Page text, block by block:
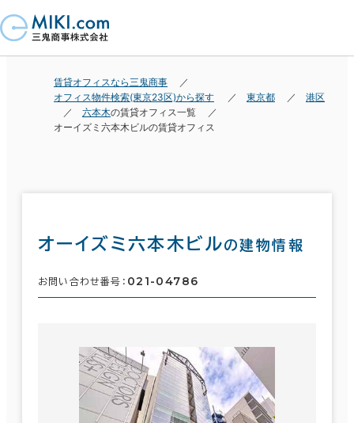
賃貸オフィスなら三鬼商事
オフィス物件検索(東京23区)から探す
東京都
港区
六本木の賃貸オフィス一覧
オーイズミ六本木ビルの賃貸オフィス
オーイズミ六本木ビルの建物情報
お問い合わせ番号： 021-04786